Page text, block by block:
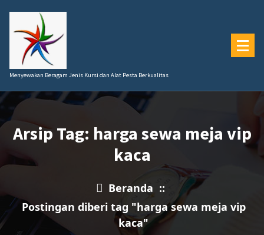
konten
Menyewakan Beragam Jenis Kursi dan Alat Pesta Berkualitas
Arsip Tag: harga sewa meja vip
kaca
Beranda ::
Postingan diberi tag "harga sewa meja vip
kaca"